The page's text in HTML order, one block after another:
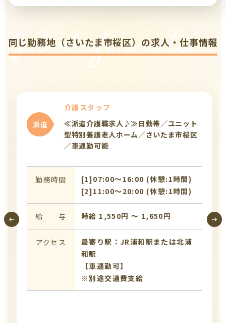
Job Information
同じ勤務地（さいたま市桜区）の求人・仕事情報
派遣
介護スタッフ
≪派遣介護職求人♪≫日勤帯／ユニット
型特別養護老人ホーム／さいたま市桜区
／車通勤可能
勤務時間
[1]07:00〜16:00 (休憩:1時間)
[2]11:00〜20:00 (休憩:1時間)
給 与 時給 1,550円 〜 1,650円
アクセス
最寄り駅：JR浦和駅または北浦
和駅
【車通勤可】
※別途交通費支給